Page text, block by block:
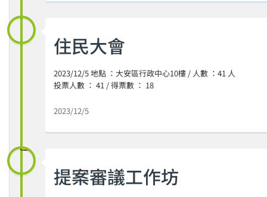
住民大會
2023/12/5 地點 ：大安區行政中心10樓 / 人數 ：41 人
投票人數 ： 41 / 得票數 ： 18
2023/12/5
提案審議工作坊